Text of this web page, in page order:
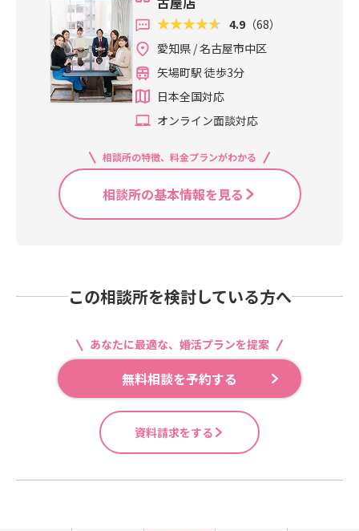
4.9 （68）
愛知県 / 名古屋市中区
矢場町駅 徒歩3分
日本全国対応
オンライン面談対応
相談所の特徴、料金プランがわかる
相談所の基本情報を見る
この相談所を検討している方へ
あなたに最適な、婚活プランを提案
無料相談を予約する
資料請求をする